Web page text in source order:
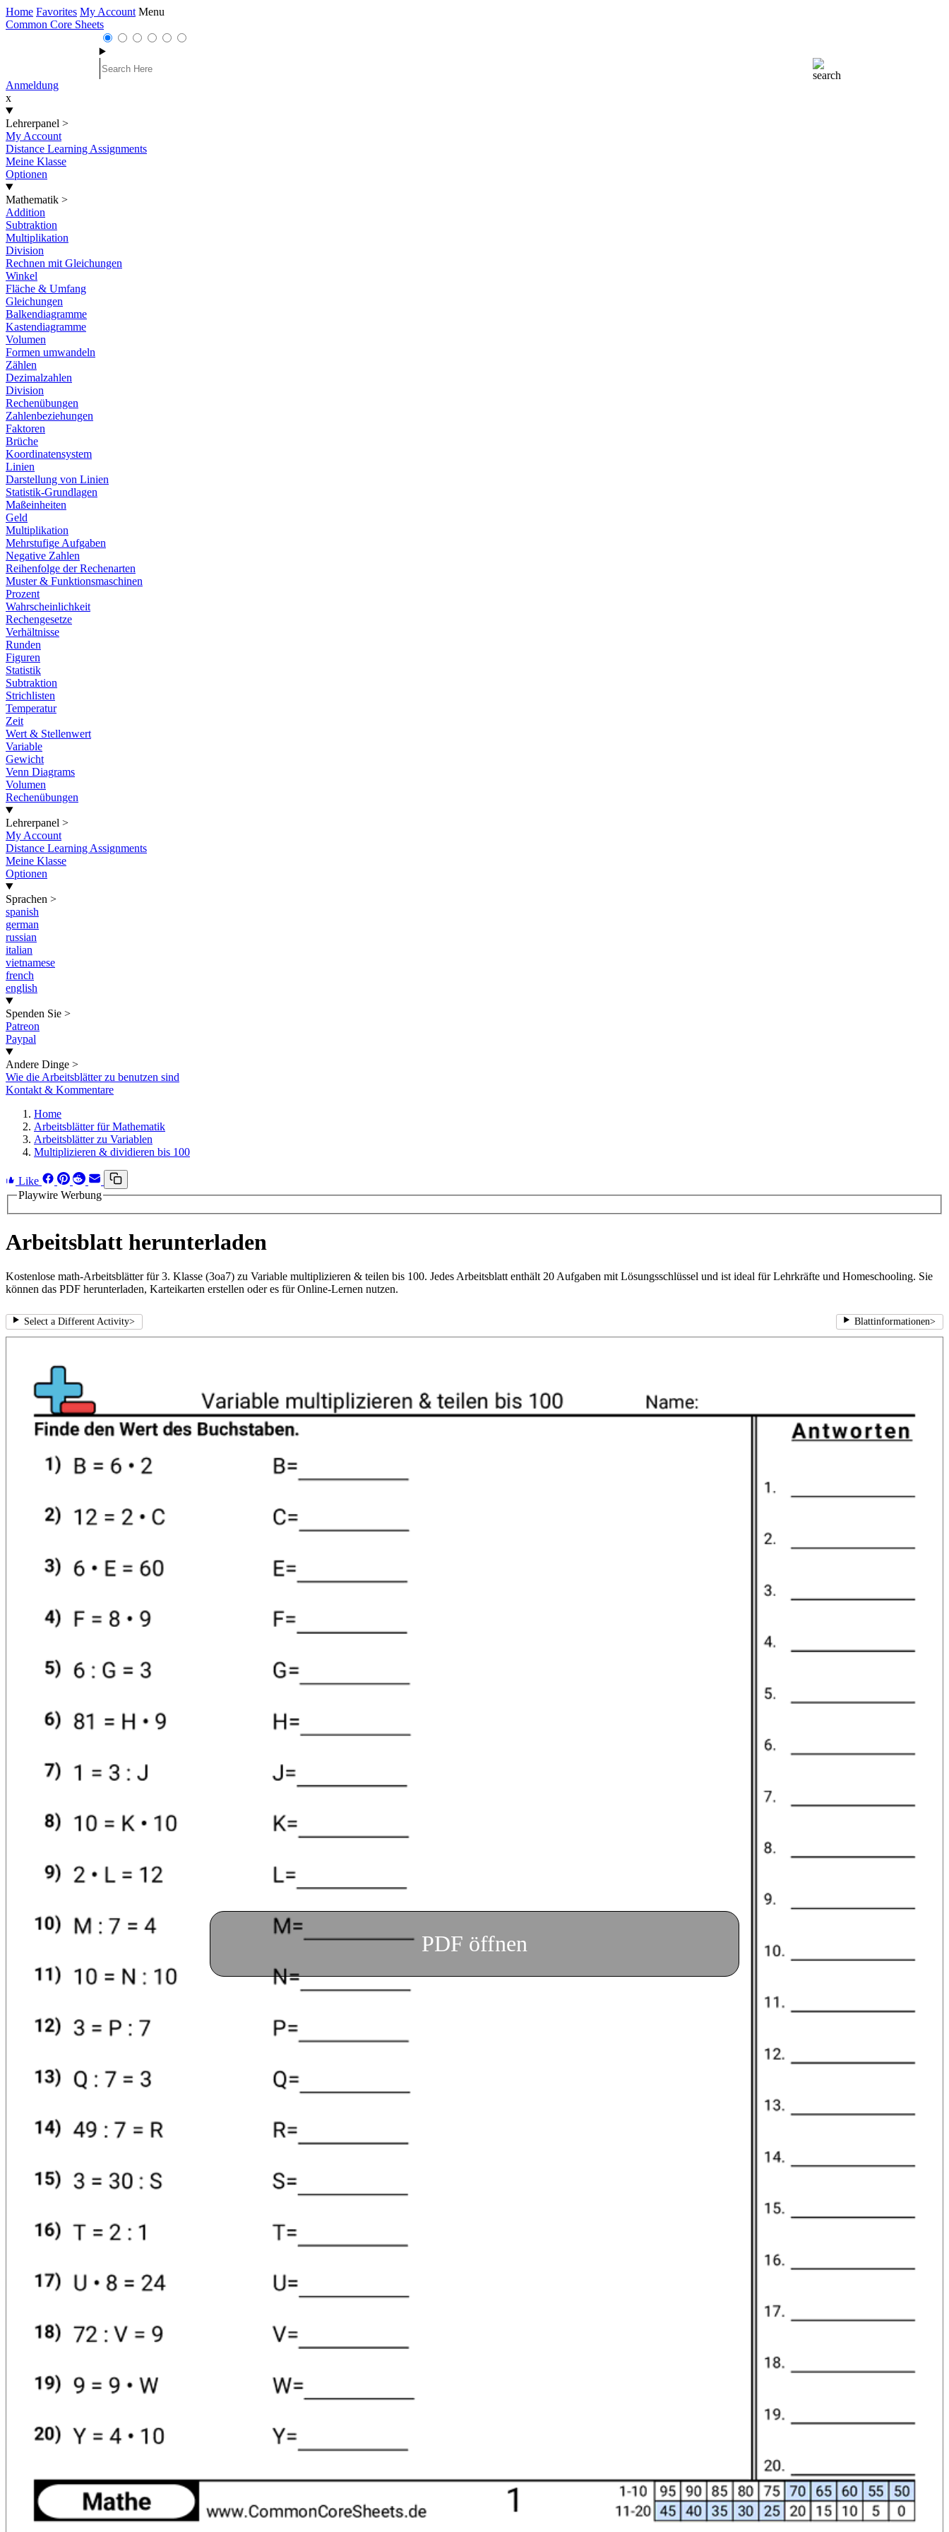
Home Favorites My Account Menu
Common Core Sheets
Anmeldung
x
Lehrerpanel >
My Account
Distance Learning Assignments
Meine Klasse
Optionen
Mathematik >
Addition
Subtraktion
Multiplikation
Division
Rechnen mit Gleichungen
Winkel
Fläche & Umfang
Gleichungen
Balkendiagramme
Kastendiagramme
Volumen
Formen umwandeln
Zählen
Dezimalzahlen
Division
Rechenübungen
Zahlenbeziehungen
Faktoren
Brüche
Koordinatensystem
Linien
Darstellung von Linien
Statistik-Grundlagen
Maßeinheiten
Geld
Multiplikation
Mehrstufige Aufgaben
Negative Zahlen
Reihenfolge der Rechenarten
Muster & Funktionsmaschinen
Prozent
Wahrscheinlichkeit
Rechengesetze
Verhältnisse
Runden
Figuren
Statistik
Subtraktion
Strichlisten
Temperatur
Zeit
Wert & Stellenwert
Variable
Gewicht
Venn Diagrams
Volumen
Rechenübungen
Lehrerpanel >
My Account
Distance Learning Assignments
Meine Klasse
Optionen
Sprachen >
spanish
german
russian
italian
vietnamese
french
english
Spenden Sie >
Patreon
Paypal
Andere Dinge >
Wie die Arbeitsblätter zu benutzen sind
Kontakt & Kommentare
Home
Arbeitsblätter für Mathematik
Arbeitsblätter zu Variablen
Multiplizieren & dividieren bis 100
Like
Playwire Werbung
Arbeitsblatt herunterladen
Kostenlose math-Arbeitsblätter für 3. Klasse (3oa7) zu Variable multiplizieren & teilen bis 100. Jedes Arbeitsblatt enthält 20 Aufgaben mit Lösungsschlüssel und ist ideal für Lehrkräfte und Homeschooling. Sie
können das PDF herunterladen, Karteikarten erstellen oder es für Online-Lernen nutzen.
Select a Different Activity> Blattinformationen>
PDF öffnen